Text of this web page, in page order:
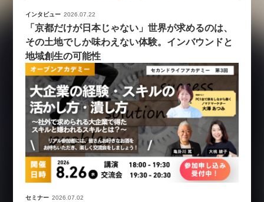
インタビュー 2026.07.22
「京都だけが日本じゃない」世界が求めるのは、
その土地でしか味わえない体験。インバウンドと
地域創生の可能性
セミナー 2026.07.02